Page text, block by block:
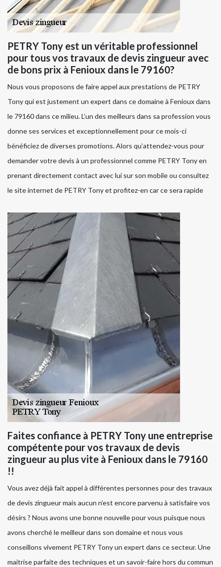
PETRY Tony est un véritable professionnel
pour tous vos travaux de devis zingueur avec
de bons prix à Fenioux dans le 79160?
Nous vous proposons de faire appel aux prestations de PETRY
Tony qui est justement un expert dans ce domaine à Fenioux dans
le 79160 dans ce milieu. L’un des meilleurs dans sa profession vous
donne ses services et exceptionnellement pour ce mois-ci
bénéficiez de diverses promotions. Alors qu’attendez-vous pour
demander votre devis à un professionnel comme PETRY Tony en
prenant directement contact avec lui sur son mobile ou consultez
le site internet de PETRY Tony et profitez-en car ce sera rapide
Faites confiance à PETRY Tony une entreprise
compétente pour vos travaux de devis
zingueur au plus vite à Fenioux dans le 79160
!!
Vous avez déjà fait appel à différentes personnes pour des travaux
de devis zingueur mais aucun n’est encore parvenu à satisfaire vos
désirs ? Nous avons une bonne nouvelle pour vous puisque nous
avons cherché le meilleur dans son domaine et nous vous
conseillons vivement PETRY Tony un expert dans ce secteur. Une
maitrise parfaite des techniques et un savoir-faire hors du commun